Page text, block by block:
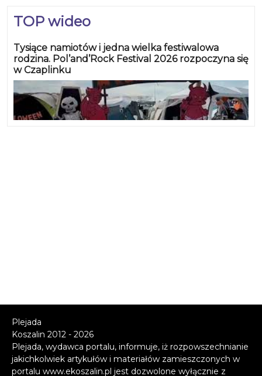
TOP wideo
Tysiące namiotów i jedna wielka festiwalowa
rodzina. Pol’and’Rock Festival 2026 rozpoczyna się
w Czaplinku
Plejada
Koszalin 2012 - 2026
Plejada, wydawca portalu, informuje, iż rozpowszechnianie
jakichkolwiek artykułów i materiałów zamieszczonych w
portalu www.ekoszalin.pl jest dozwolone wyłącznie z